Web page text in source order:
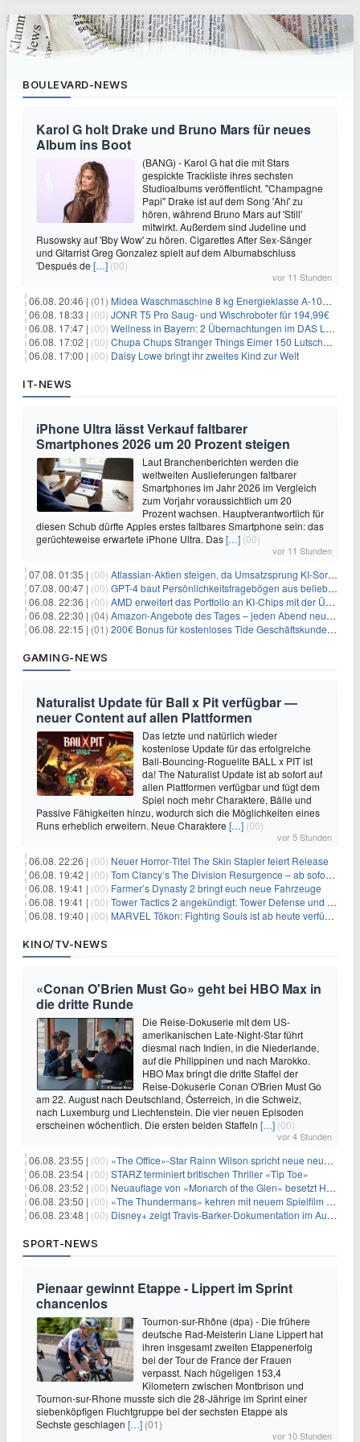
BOULEVARD-NEWS
Karol G holt Drake und Bruno Mars für neues
Album ins Boot
(BANG) - Karol G hat die mit Stars
gespickte Trackliste ihres sechsten
Studioalbums veröffentlicht. "Champagne
Papi" Drake ist auf dem Song 'Ahí' zu
hören, während Bruno Mars auf 'Still'
mitwirkt. Außerdem sind Judeline und
Rusowsky auf 'Bby Wow' zu hören. Cigarettes After Sex-Sänger
und Gitarrist Greg Gonzalez spielt auf dem Albumabschluss
'Después de […] (00)
vor 11 Stunden
06.08. 20:46 | (01) Midea Waschmaschine 8 kg Energieklasse A-10% 1400 U/Min für 289,97€
06.08. 18:33 | (00) JONR T5 Pro Saug- und Wischroboter für 194,99€
06.08. 17:47 | (00) Wellness in Bayern: 2 Übernachtungen im DAS LUDWIG Sports Resort inkl. HP + Wellness ab 174€ p.P.
06.08. 17:02 | (00) Chupa Chups Stranger Things Eimer 150 Lutscher für 21,95€
06.08. 17:00 | (00) Daisy Lowe bringt ihr zweites Kind zur Welt
IT-NEWS
iPhone Ultra lässt Verkauf faltbarer
Smartphones 2026 um 20 Prozent steigen
Laut Branchenberichten werden die
weltweiten Auslieferungen faltbarer
Smartphones im Jahr 2026 im Vergleich
zum Vorjahr voraussichtlich um 20
Prozent wachsen. Hauptverantwortlich für
diesen Schub dürfte Apples erstes faltbares Smartphone sein: das
gerüchteweise erwartete iPhone Ultra. Das[…] (00)
vor 11 Stunden
07.08. 01:35 | (00) Atlassian-Aktien steigen, da Umsatzsprung KI-Sorgen dämpft
07.08. 00:47 | (00) GPT-4 baut Persönlichkeitsfragebögen aus beliebigen Texten und sagt Antworten voraus
06.08. 22:36 | (00) AMD erweitert das Portfolio an KI-Chips mit der Übernahme von Taalas
06.08. 22:30 | (04) Amazon-Angebote des Tages – jeden Abend neue Deals zum Stöbern
06.08. 22:15 | (01) 200€ Bonus für kostenloses Tide Geschäftskundenkonto
GAMING-NEWS
Naturalist Update für Ball x Pit verfügbar —
neuer Content auf allen Plattformen
Das letzte und natürlich wieder
kostenlose Update für das erfolgreiche
Ball-Bouncing-Roguelite BALL x PIT ist
da! The Naturalist Update ist ab sofort auf
allen Plattformen verfügbar und fügt dem
Spiel noch mehr Charaktere, Bälle und
Passive Fähigkeiten hinzu, wodurch sich die Möglichkeiten eines
Runs erheblich erweitern. Neue Charaktere […] (00)
vor 5 Stunden
06.08. 22:26 | (00) Neuer Horror‑Titel The Skin Stapler feiert Release
06.08. 19:42 | (00) Tom Clancy’s The Division Resurgence – ab sofort für euch verfügbar
06.08. 19:41 | (00) Farmer’s Dynasty 2 bringt euch neue Fahrzeuge
06.08. 19:41 | (00) Tower Tactics 2 angekündigt: Tower Defense und Deckbuilding Kombo kehrt zurück
06.08. 19:40 | (00) MARVEL Tōkon: Fighting Souls ist ab heute verfügbar
KINO/TV-NEWS
«Conan O'Brien Must Go» geht bei HBO Max in
die dritte Runde
Die Reise-Dokuserie mit dem US-
amerikanischen Late-Night-Star führt
diesmal nach Indien, in die Niederlande,
auf die Philippinen und nach Marokko.
HBO Max bringt die dritte Staffel der
Reise-Dokuserie Conan O'Brien Must Go
am 22. August nach Deutschland, Österreich, in die Schweiz,
nach Luxemburg und Liechtenstein. Die vier neuen Episoden
erscheinen wöchentlich. Die ersten beiden Staffeln […] (00)
vor 4 Stunden
06.08. 23:55 | (00) «The Office»-Star Rainn Wilson spricht neue neuseeländische Serie «Settling»
06.08. 23:54 | (00) STARZ terminiert britischen Thriller «Tip Toe»
06.08. 23:52 | (00) Neuauflage von «Monarch of the Glen» besetzt Hauptrollen
06.08. 23:50 | (00) «The Thundermans» kehren mit neuem Spielfilm zurück
06.08. 23:48 | (00) Disney+ zeigt Travis-Barker-Dokumentation im August
SPORT-NEWS
Pienaar gewinnt Etappe - Lippert im Sprint
chancenlos
Tournon-sur-Rhône (dpa) - Die frühere
deutsche Rad-Meisterin Liane Lippert hat
ihren insgesamt zweiten Etappenerfolg
bei der Tour de France der Frauen
verpasst. Nach hügeligen 153,4
Kilometern zwischen Montbrison und
Tournon-sur-Rhone musste sich die 28-Jährige im Sprint einer
siebenköpfigen Fluchtgruppe bei der sechsten Etappe als
Sechste geschlagen […] (01)
vor 10 Stunden